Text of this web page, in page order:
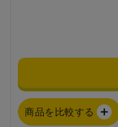
商品を比較する